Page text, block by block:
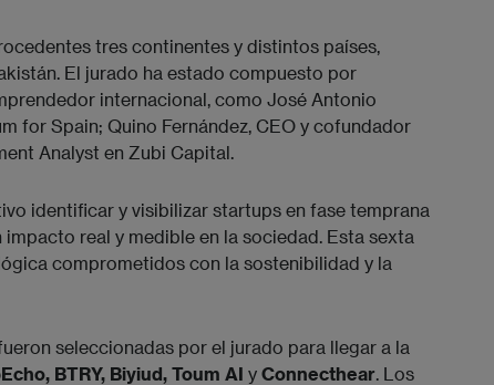
tres continentes y distintos países,
El jurado ha estado compuesto por
internacional, como José Antonio
for Spain; Quino Fernández, CEO y cofundador
Analyst en Zubi Capital.
identificar y visibilizar startups en fase temprana
real y medible en la sociedad. Esta sexta
comprometidos con la sostenibilidad y la
seleccionadas por el jurado para llegar a la
BTRY, Biyiud, Toum AI y Connecthear. Los